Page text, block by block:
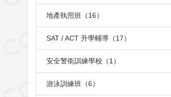
地產執照班（16）
SAT / ACT 升學輔導（17）
安全警衛訓練學校（1）
游泳訓練班（6）